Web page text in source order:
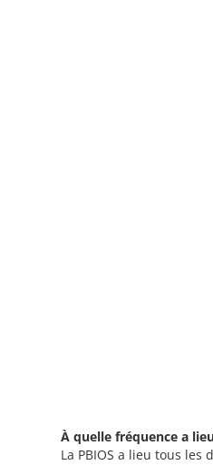
À quelle fréquence a
La PBIOS a lieu tous les